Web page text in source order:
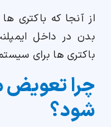
از آنجا که باکتری
بدن در داخل
باکتری ها برای
چرا
شود؟